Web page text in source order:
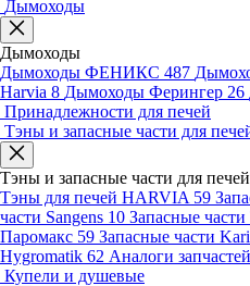
Дымоходы
Дымоходы
Дымоходы ФЕНИКС 487
Harvia 8 Дымоходы Ферингер 26
Принадлежности для печей
Тэны и запасные части для
Тэны и запасные части для печей
Тэны для печей HARVIA 59
части Sangens 10 Запасные
Паромакс 59 Запасные части
Hygromatik 62 Аналоги запчастей
Купели и душевые